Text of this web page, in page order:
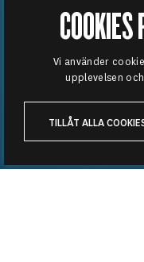
Vi använder
upplevelsen
TILLÅT ALLA